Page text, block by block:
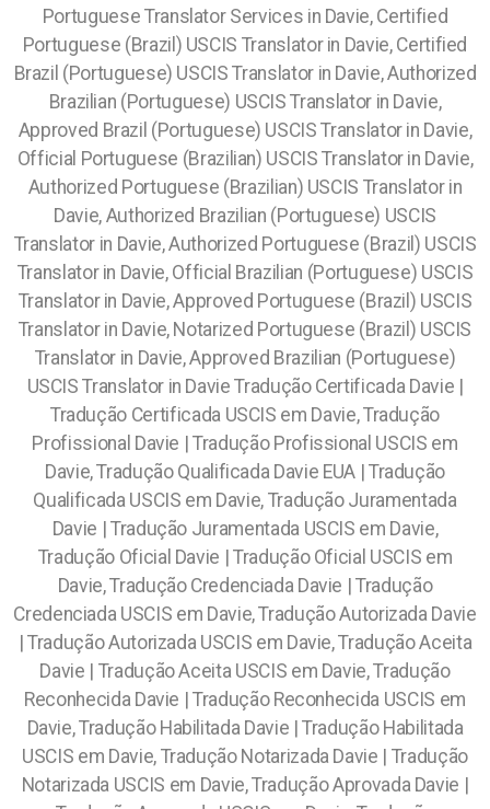
Portuguese Translator Services in Davie, Certified
Portuguese (Brazil) USCIS Translator in Davie, Certified
Brazil (Portuguese) USCIS Translator in Davie, Authorized
Brazilian (Portuguese) USCIS Translator in Davie,
Approved Brazil (Portuguese) USCIS Translator in Davie,
Official Portuguese (Brazilian) USCIS Translator in Davie,
Authorized Portuguese (Brazilian) USCIS Translator in
Davie, Authorized Brazilian (Portuguese) USCIS
Translator in Davie, Authorized Portuguese (Brazil) USCIS
Translator in Davie, Official Brazilian (Portuguese) USCIS
Translator in Davie, Approved Portuguese (Brazil) USCIS
Translator in Davie, Notarized Portuguese (Brazil) USCIS
Translator in Davie, Approved Brazilian (Portuguese)
USCIS Translator in Davie Tradução Certificada Davie |
Tradução Certificada USCIS em Davie, Tradução
Profissional Davie | Tradução Profissional USCIS em
Davie, Tradução Qualificada Davie EUA | Tradução
Qualificada USCIS em Davie, Tradução Juramentada
Davie | Tradução Juramentada USCIS em Davie,
Tradução Oficial Davie | Tradução Oficial USCIS em
Davie, Tradução Credenciada Davie | Tradução
Credenciada USCIS em Davie, Tradução Autorizada Davie
| Tradução Autorizada USCIS em Davie, Tradução Aceita
Davie | Tradução Aceita USCIS em Davie, Tradução
Reconhecida Davie | Tradução Reconhecida USCIS em
Davie, Tradução Habilitada Davie | Tradução Habilitada
USCIS em Davie, Tradução Notarizada Davie | Tradução
Notarizada USCIS em Davie, Tradução Aprovada Davie |